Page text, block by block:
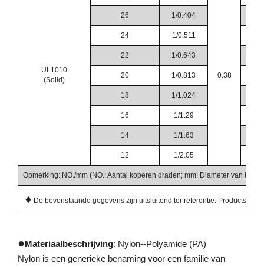
UL1010
(Solid)
0.38
26 1/0.404
24 1/0.511
22 1/0.643
20 1/0.813
18 1/1.024
16 1/1.29
14 1/1.63
12 1/2.05
Opmerking: NO./mm (NO.: Aantal koperen draden; mm: Diameter van
♦ De bovenstaande gegevens zijn uitsluitend ter referentie.
●Materiaalbeschrijving: Nylon--Polyamide (PA)
Nylon is een generieke benaming voor een familie van